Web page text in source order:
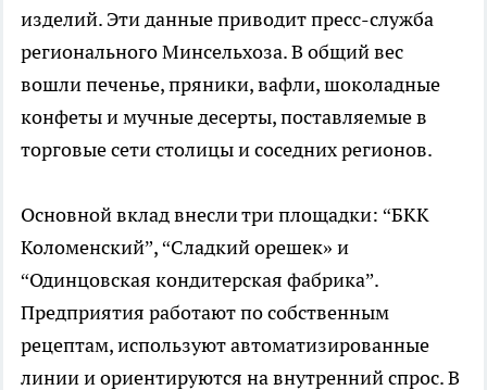
изделий. Эти данные приводит пресс-служба
регионального Минсельхоза. В общий вес
вошли печенье, пряники, вафли, шоколадные
конфеты и мучные десерты, поставляемые в
торговые сети столицы и соседних регионов.
Основной вклад внесли три площадки: “БКК
Коломенский”, “Сладкий орешек» и
“Одинцовская кондитерская фабрика”.
Предприятия работают по собственным
рецептам, используют автоматизированные
линии и ориентируются на внутренний спрос. В